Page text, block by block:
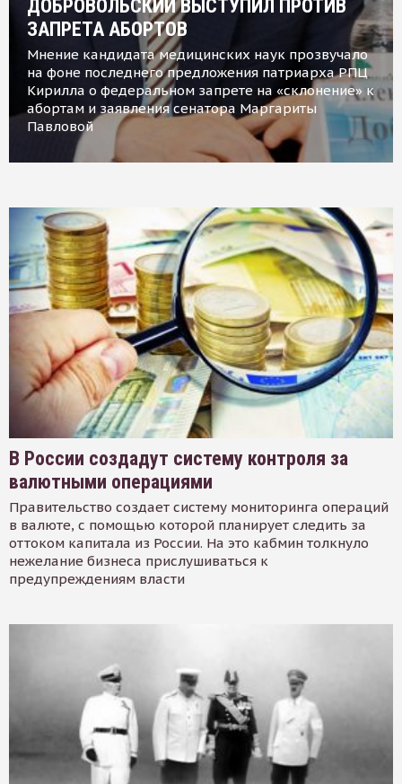
ДОБРОВОЛЬСКИЙ ВЫСТУПИЛ ПРОТИВ
ЗАПРЕТА АБОРТОВ
Мнение кандидата медицинских наук прозвучало
на фоне последнего предложения патриарха РПЦ
Кирилла о федеральном запрете на «склонение» к
абортам и заявления сенатора Маргариты
Павловой
В России создадут систему контроля за
валютными операциями
Правительство создает систему мониторинга операций
в валюте, с помощью которой планирует следить за
оттоком капитала из России. На это кабмин толкнуло
нежелание бизнеса прислушиваться к
предупреждениям власти